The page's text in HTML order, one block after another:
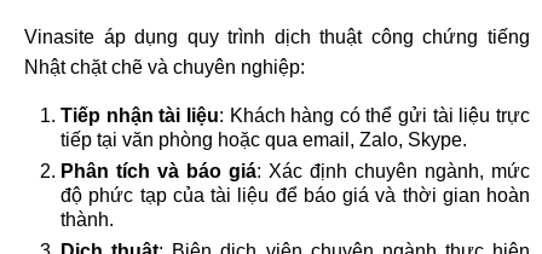
Vinasite áp dụng quy trình dịch thuật công chứng tiếng
Nhật chặt chẽ và chuyên nghiệp:
Tiếp nhận tài liệu: Khách hàng có thể gửi tài liệu trực
tiếp tại văn phòng hoặc qua email, Zalo, Skype.
Phân tích và báo giá: Xác định chuyên ngành, mức
độ phức tạp của tài liệu để báo giá và thời gian hoàn
thành.